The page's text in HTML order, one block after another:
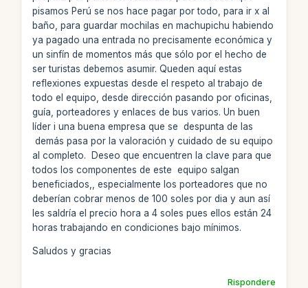
pisamos Perú se nos hace pagar por todo, para ir x al
baño, para guardar mochilas en machupichu habiendo
ya pagado una entrada no precisamente económica y
un sinfín de momentos más que sólo por el hecho de
ser turistas debemos asumir. Queden aquí estas
reflexiones expuestas desde el respeto al trabajo de
todo el equipo, desde dirección pasando por oficinas,
guía, porteadores y enlaces de bus varios. Un buen
líder i una buena empresa que se despunta de las
demás pasa por la valoración y cuidado de su equipo
al completo. Deseo que encuentren la clave para que
todos los componentes de este equipo salgan
beneficiados,, especialmente los porteadores que no
deberían cobrar menos de 100 soles por dia y aun así
les saldría el precio hora a 4 soles pues ellos están 24
horas trabajando en condiciones bajo mínimos.
Saludos y gracias
Rispondere